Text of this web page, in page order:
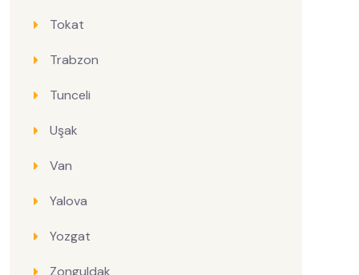
Tokat
Trabzon
Tunceli
Uşak
Van
Yalova
Yozgat
Zonguldak